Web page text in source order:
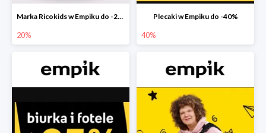
Marka Ricokids w Empiku do -20%
20%
Plecaki w Empiku do -40%
40%